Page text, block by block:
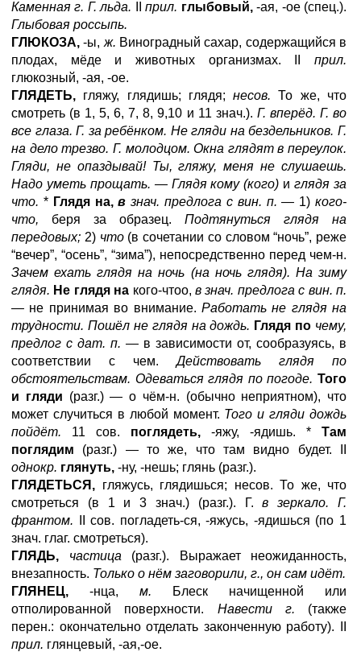
Каменная г. Г. льда. IIприл. глыбовый,-ая, -ое (спец.).
Глыбовая россыпь.
ГЛЮКОЗА, -ы, ж. Виноградный сахар, содержащийся в
плодах, мёде и животных организмах. II прил.
глюкозный, -ая, -ое.
ГЛЯДЕТЬ, гляжу, глядишь; глядя;несов.То же, что
смотреть (в 1, 5, 6, 7, 8, 9,10 и 11 знач.). Г. вперёд. Г. во
все глаза. Г. за ребёнком. Не гляди на бездельников. Г.
на дело трезво. Г. молодцом. Окна глядят в переулок.
Гляди, не опаздывай! Ты, гляжу, меня не слушаешь.
Надо уметь прощать. — Глядя кому (кого) иглядя за
что. *Глядя на,в знач. предлога с вин. п. — 1)кого-
что, беря за образец. Подтянуться глядя на
передовых; 2) что(в сочетании со словом “ночь”, реже
“вечер”, “осень”, “зима”), непосредственно перед чем-н.
Зачем ехать глядя на ночь (на ночь глядя). На зиму
глядя. Не глядя на кого-чтоо,в знач. предлога с вин. п.
— не принимая во внимание. Работать не глядя на
трудности. Пошёл не глядя на дождь. Глядя по чему,
предлог с дат. п. — в зависимости от, сообразуясь, в
соответствии с чем.Действовать глядя по
обстоятельствам. Одеваться глядя по погоде. Того
и гляди (разг.) — о чём-н. (обычно неприятном), что
может случиться в любой момент. Того и гляди дождь
пойдёт. 11 сов. поглядеть, -яжу, -ядишь. * Там
поглядим (разг.) — то же, что там видно будет. II
однокр. глянуть, -ну, -нешь; глянь (разг.).
ГЛЯДЕТЬСЯ, гляжусь, глядишься; несов. То же, что
смотреться (в 1 и 3 знач.) (разг.). Г.в зеркало. Г.
франтом. II сов. погладеть-ся, -яжусь, -ядишься (по 1
знач. глаг. смотреться).
ГЛЯДЬ,
частица (разг.). Выражает неожиданность,
внезапность. Только о нём заговорили, г., он сам идёт.
ГЛЯНЕЦ, -нца, м. Блеск начищенной или
отполированной поверхности. Навести г. (также
перен.: окончательно отделать законченную работу). II
прил. глянцевый, -ая,-ое.